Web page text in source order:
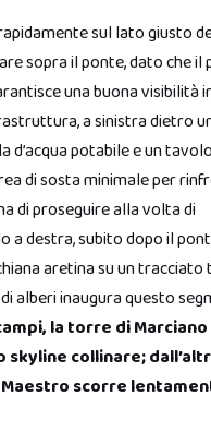
sul lato giusto
sopra il ponte, dato che il
una buona visibilità
a sinistra dietro
d’acqua potabile e un
di sosta minimale per
di proseguire alla volta di
a destra, subito dopo il
aretina su un
alberi inaugura questo
la torre di
skyline collinare;
Maestro scorre